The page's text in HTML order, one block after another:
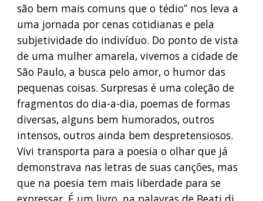
são bem mais comuns que o tédio” nos leva a
uma jornada por cenas cotidianas e pela
subjetividade do indivíduo. Do ponto de vista
de uma mulher amarela, vivemos a cidade de
São Paulo, a busca pelo amor, o humor das
pequenas coisas. Surpresas é uma coleção de
fragmentos do dia-a-dia, poemas de formas
diversas, alguns bem humorados, outros
intensos, outros ainda bem despretensiosos.
Vivi transporta para a poesia o olhar que já
demonstrava nas letras de suas canções, mas
que na poesia tem mais liberdade para se